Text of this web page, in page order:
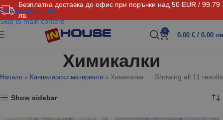
Безплатна доставка до офис при поръчки над 50 EUR / 99.79
лв.
Skip to navigation
Skip to main content
0
0.00 € / 0.00
Химикалки
Начало » Канцеларски материали » Химикалки Showing all 11 results
Show sidebar